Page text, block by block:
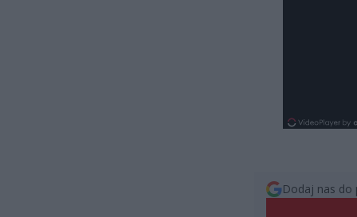
Dodaj nas do